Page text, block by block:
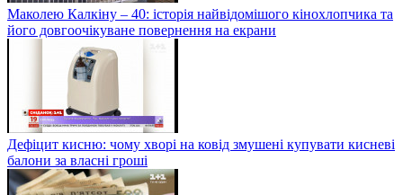
Маколею Калкіну – 40: історія найвідомішого кінохлопчика та
його довгоочікуване повернення на екрани
Дефіцит кисню: чому хворі на ковід змушені купувати кисневі
балони за власні гроші